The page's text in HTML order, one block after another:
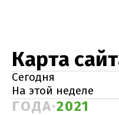
Карта
Сегодня
На этой неделе
ГОДА 2021